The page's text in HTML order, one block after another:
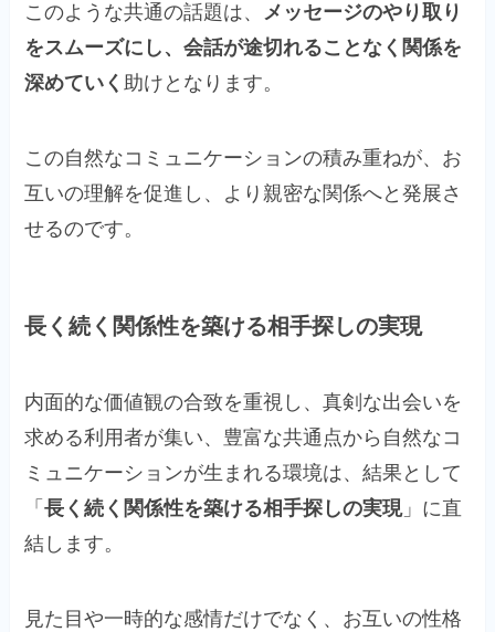
このような共通の話題は、 メッセージのやり取り
をスムーズにし、会話が途切れることなく関係を
深めていく助けとなります。
この自然なコミュニケーションの積み重ねが、お
互いの理解を促進し、より親密な関係へと発展さ
せるのです。
長く続く関係性を築ける相手探しの実現
内面的な価値観の合致を重視し、真剣な出会いを
求める利用者が集い、豊富な共通点から自然なコ
ミュニケーションが生まれる環境は、結果として
「長く続く関係性を築ける相手探しの実現」に直
結します。
見た目や一時的な感情だけでなく、お互いの性格